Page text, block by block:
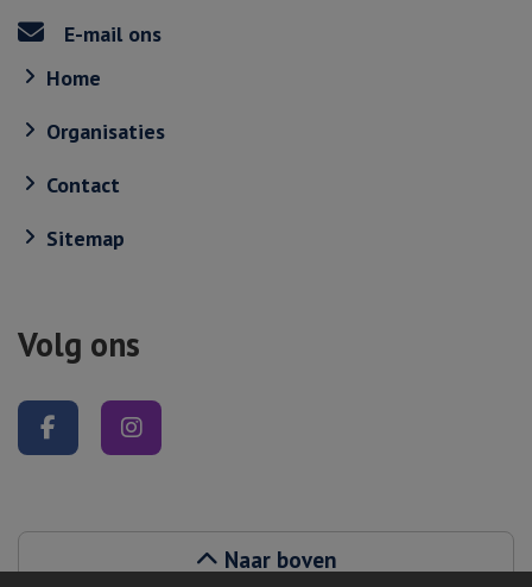
E-mail ons
Home
Organisaties
Contact
Sitemap
Volg ons
Volg ons op Facebook
Naar boven